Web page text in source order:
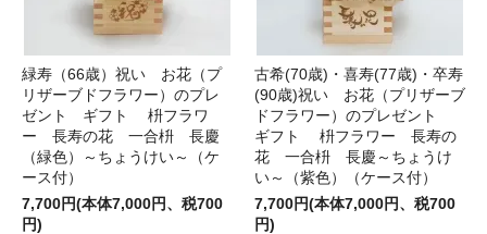
緑寿（66歳）祝い お花（プ
リザーブドフラワー）のプレ
ゼント ギフト 枡フラワ
ー 長寿の花 一合枡 長慶
（緑色）～ちょうけい～（ケ
ース付）
7,700円(本体7,000円、税700
円)
古希(70歳)・喜寿(77歳)・卒寿
(90歳)祝い お花（プリザーブ
ドフラワー）のプレゼント
ギフト 枡フラワー 長寿の
花 一合枡 長慶～ちょうけ
い～（紫色）（ケース付）
7,700円(本体7,000円、税700
円)